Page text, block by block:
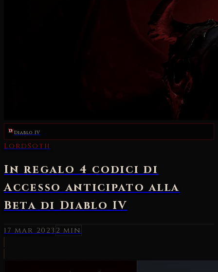
Diablo IV
LordSoth
In regalo 4 codici di
Accesso anticipato alla
Beta di Diablo IV
17 mar 2023 2 min